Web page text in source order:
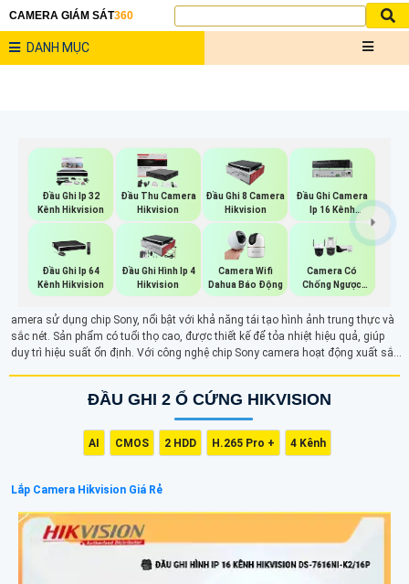
CAMERA GIÁM SÁT360
DANH MỤC
Đầu Ghi Ip 32
Kênh Hikvision
Đầu Thu Camera
Hikvision
Đầu Ghi 8 Camera
Hikvision
Đầu Ghi Camera
Ip 16 Kênh
Hikvision
Đầu Ghi Ip 64
Kênh Hikvision
Đầu Ghi Hình Ip 4
Hikvision
Camera Wifi
Dahua Báo Động
Camera Có
Chống Ngược
Sáng
amera sử dụng chip Sony, nổi bật với khả năng tái tạo hình ảnh trung thực và
sắc nét. Sản phẩm có tuổi thọ cao, được thiết kế để tỏa nhiệt hiệu quả, giúp
duy trì hiệu suất ổn định. Với công nghệ chip Sony camera hoạt động xuất sắc
trong mọi điều kiện.ĐẦU GHI 2 Ổ CỨNG HIKVISION
AI CMOS 2 HDD H.265 Pro + 4 Kênh
Lắp Camera Hikvision Giá Rẻ